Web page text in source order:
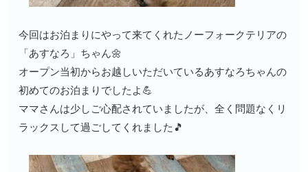
今回はお泊まりにやって来てくれたノーフォークテリアの
「あすなろ」ちゃん🌼
オープン当初からお越しいただいているあすなろちゃんの
初めてのお泊まりでしたよ💪
ママさんは少しご心配されていましたが、全く問題なくリ
ラックスして過ごしてくれました🎵